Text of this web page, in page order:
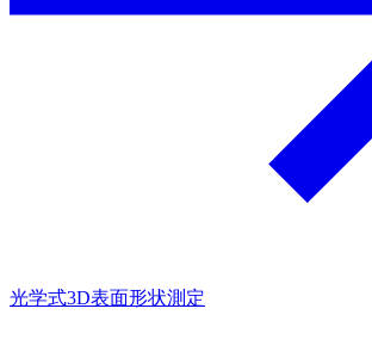
光学式3D表面形状測定